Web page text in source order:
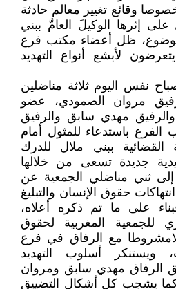
وقائع تغيير معالم حادثة
إثرها الوكيلَ العامَّ ببني
ظل أعضاء مكتب فرع
لأبشع أنواع التهديد
نفس اليوم ثلاثة مناضلين
مروان الصمودي، عضو
والرفيق مهدي سابق والرفيق
باستدعاء للمثول أمام
ببني ملال للدرك
جديدة تسعى من خلالها
إلى ثني مناضلي الجمعية عن
حقوق الإنسان والتبليغ
على ما تم ذكره أعلاه،
للجمعية المغربية لحقوق
مع الرفاق في فرع
ويستنكر أسلوب التهديد
الرفاق مهدي سابق ومروان
كما يشجب كل أشكال التضييق